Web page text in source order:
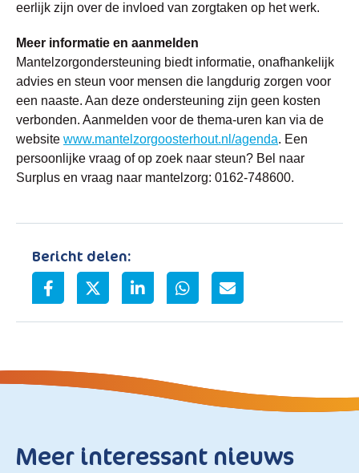
eerlijk zijn over de invloed van zorgtaken op het werk.
Meer informatie en aanmelden
Mantelzorgondersteuning biedt informatie, onafhankelijk
advies en steun voor mensen die langdurig zorgen voor
een naaste. Aan deze ondersteuning zijn geen kosten
verbonden. Aanmelden voor de thema-uren kan via de
website www.mantelzorgoosterhout.nl/agenda. Een
persoonlijke vraag of op zoek naar steun? Bel naar
Surplus en vraag naar mantelzorg: 0162-748600.
Bericht delen:
Meer interessant nieuws